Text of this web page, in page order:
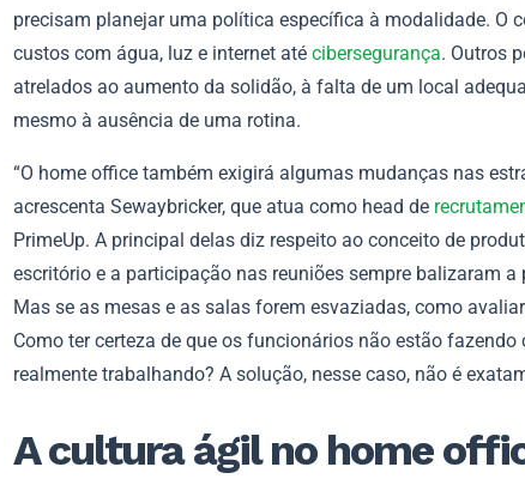
precisam planejar uma política específica à modalidade. O
custos com água, luz e internet até cibersegurança. Outros
atrelados ao aumento da solidão, à falta de um local
mesmo à ausência de uma rotina.
“O home office também exigirá algumas mudanças nas
acrescenta Sewaybricker, que atua como head de
PrimeUp. A principal delas diz respeito ao conceito de
escritório e a participação nas reuniões sempre balizaram a
Mas se as mesas e as salas forem esvaziadas, como
Como ter certeza de que os funcionários não estão fazendo
realmente trabalhando? A solução, nesse caso, não é
A cultura ágil no home